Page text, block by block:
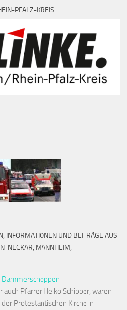
PFALZ-KREIS
INFORMATIONEN UND BEITRÄGE AUS
NECKAR, MANNHEIM,
auch Pfarrer Heiko Schipper, waren
Protestantischen Kirche in